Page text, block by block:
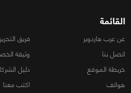
القائمة
عن عرب هاردوير
فريق التحرير
اتصل بنا
وثيقة
خريطة الموقع
دليل
هواتف
اكتب معنا